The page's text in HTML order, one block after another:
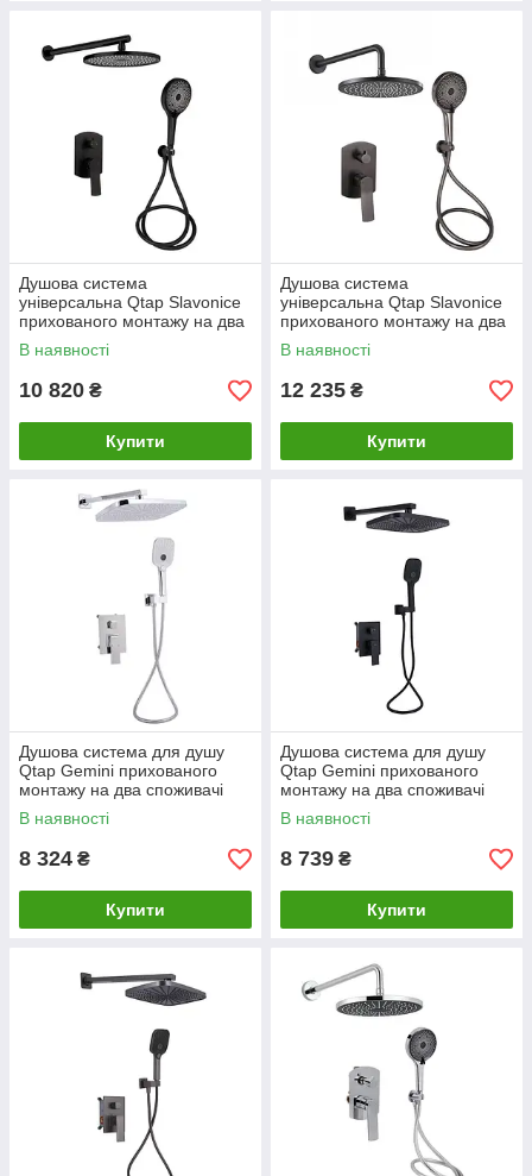
Душова система
універсальна Qtap Slavonice
прихованого монтажу на два
споживачі
QTSLA113BLM45900 Black
В наявності
10 820 ₴
Купити
Душова система
універсальна Qtap Slavonice
прихованого монтажу на два
споживачі
QTSLA113GMB45899
В наявності
12 235 ₴
Купити
Душова система для душу
Qtap Gemini прихованого
монтажу на два споживачі
QTGEM113CRM45696 CRM
В наявності
8 324 ₴
Купити
Душова система для душу
Qtap Gemini прихованого
монтажу на два споживачі
QTGEM113BLM45697 Black
Matt
В наявності
8 739 ₴
Купити